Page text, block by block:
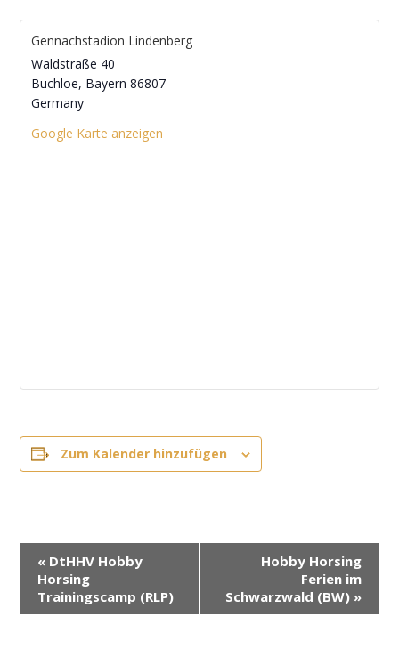
Gennachstadion Lindenberg
Waldstraße 40
Buchloe, Bayern 86807
Germany
Google Karte anzeigen
Zum Kalender hinzufügen
a
« DtHHV Hobby
Horsing
Trainingscamp (RLP)
Hobby Horsing
Ferien im
Schwarzwald (BW) »